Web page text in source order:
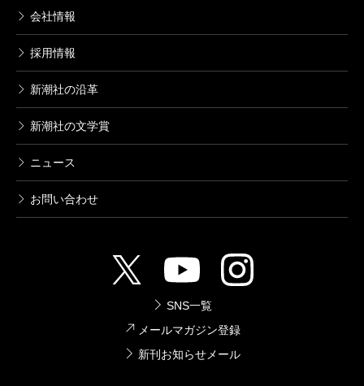
カーイの短篇集は、現代的でありながら古典の風格も
備えた独特の磁場を作り上げている。
むことなく活動を続けている。ノースウェスタン大学
ジオ〉という一般市民向けの創作の指導プログラムに
も名前を連ねている。その勤勉さは創作でも発揮され
ており、二〇一八年初夏には長篇第三作『信じ続ける
人たち』（The Great Believers）の刊行がすでに決定し
という災厄の過去が、二〇一〇年代のパリで暮らす女
性の人生に再び浮上する、友情と償いについての物語
である。締め切りは絶対に破らないと本人が語ってい
るとおり、この先もマカーイの作品は続々と届けられ
会社情報
採用情報
新潮社の沿革
新潮社の文学賞
ニュース
お問い合わせ
SNS一覧
メールマガジン登録
新刊お知らせメール